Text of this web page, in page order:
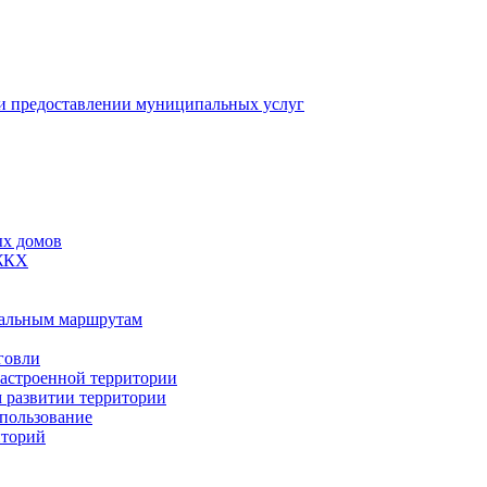
муниципальных услуг
домов
маршрутам
территории
территории